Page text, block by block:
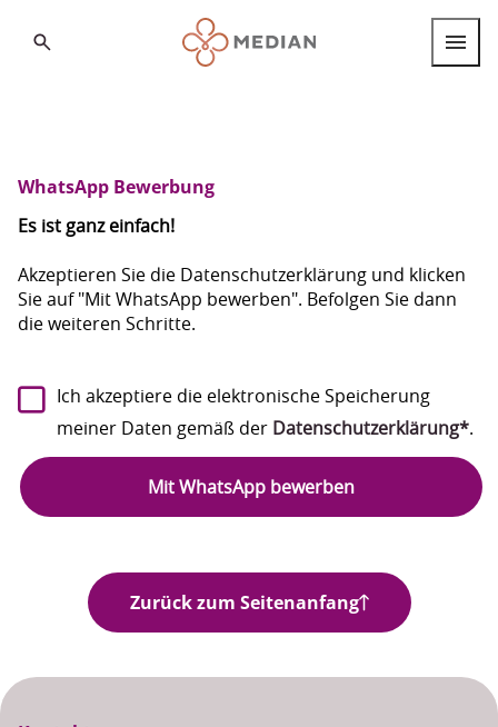
Search
Internationale Fachkräfte
Über MEDIAN
Deutsch
Deutsch
English
WhatsApp Bewerbung
Es ist ganz einfach!
Akzeptieren Sie die Datenschutzerklärung und klicken
Sie auf "Mit WhatsApp bewerben". Befolgen Sie dann
die weiteren Schritte.
Ich akzeptiere die elektronische Speicherung
meiner Daten gemäß der Datenschutzerklärung*.
Mit WhatsApp bewerben
Zurück zum Seitenanfang